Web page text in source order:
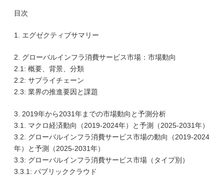
目次
1. エグゼクティブサマリー
2. グローバルインフラ消費サービス市場：市場動向
2.1: 概要、背景、分類
2.2: サプライチェーン
2.3: 業界の推進要因と課題
3. 2019年から2031年までの市場動向と予測分析
3.1. マクロ経済動向（2019-2024年）と予測（2025-2031年）
3.2. グローバルインフラ消費サービス市場の動向（2019-2024
年）と予測（2025-2031年）
3.3: グローバルインフラ消費サービス市場（タイプ別）
3.3.1: パブリッククラウド